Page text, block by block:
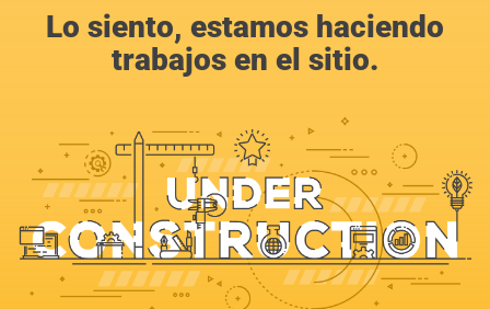
Lo siento, estamos haciendo
trabajos en el sitio.